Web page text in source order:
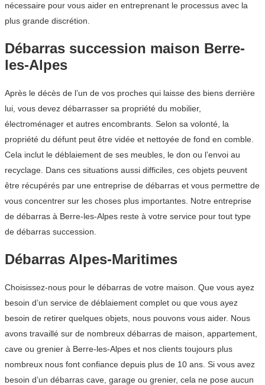
nécessaire pour vous aider en entreprenant le processus avec la
plus grande discrétion.
Débarras succession maison Berre-
les-Alpes
Après le décès de l’un de vos proches qui laisse des biens derrière
lui, vous devez débarrasser sa propriété du mobilier,
électroménager et autres encombrants. Selon sa volonté, la
propriété du défunt peut être vidée et nettoyée de fond en comble.
Cela inclut le déblaiement de ses meubles, le don ou l’envoi au
recyclage. Dans ces situations aussi difficiles, ces objets peuvent
être récupérés par une entreprise de débarras et vous permettre de
vous concentrer sur les choses plus importantes. Notre entreprise
de débarras à Berre-les-Alpes reste à votre service pour tout type
de débarras succession.
Débarras Alpes-Maritimes
Choisissez-nous pour le débarras de votre maison. Que vous ayez
besoin d’un service de déblaiement complet ou que vous ayez
besoin de retirer quelques objets, nous pouvons vous aider. Nous
avons travaillé sur de nombreux débarras de maison, appartement,
cave ou grenier à Berre-les-Alpes et nos clients toujours plus
nombreux nous font confiance depuis plus de 10 ans. Si vous avez
besoin d’un débarras cave, garage ou grenier, cela ne pose aucun